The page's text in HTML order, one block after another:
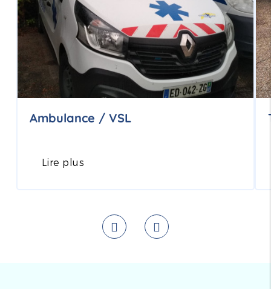
Ambulance / VSL
Lire plus